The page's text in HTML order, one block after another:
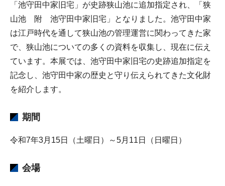
「池守田中家旧宅」が史跡狭山池に追加指定され、「狭
山池 附 池守田中家旧宅」となりました。池守田中家
は江戸時代を通して狭山池の管理運営に関わってきた家
で、狭山池についての多くの資料を収集し、現在に伝え
ています。本展では、池守田中家旧宅の史跡追加指定を
記念し、池守田中家の歴史と守り伝えられてきた文化財
を紹介します。
期間
令和7年3月15日（土曜日）～5月11日（日曜日）
会場